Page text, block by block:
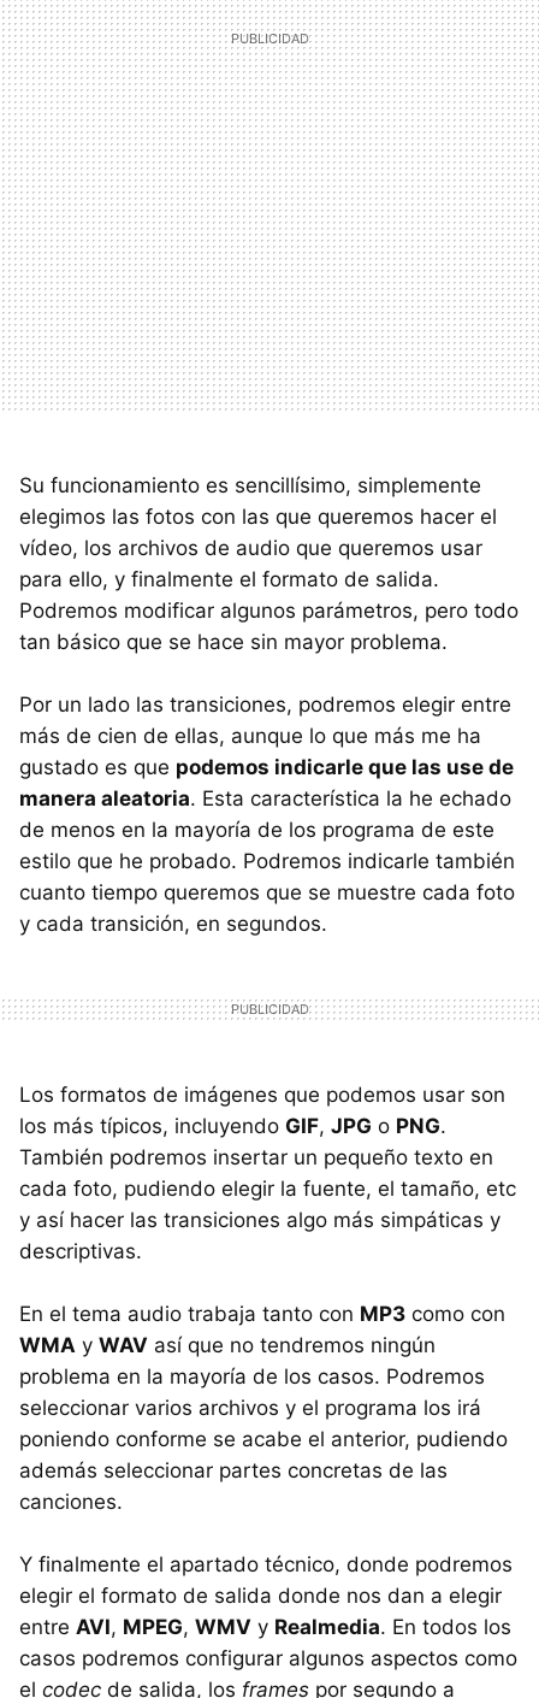
Su funcionamiento es sencillísimo, simplemente
elegimos las fotos con las que queremos hacer el
vídeo, los archivos de audio que queremos usar
para ello, y finalmente el formato de salida.
Podremos modificar algunos parámetros, pero todo
tan básico que se hace sin mayor problema.
Por un lado las transiciones, podremos elegir entre
más de cien de ellas, aunque lo que más me ha
gustado es que podemos indicarle que las use de
manera aleatoria. Esta característica la he echado
de menos en la mayoría de los programa de este
estilo que he probado. Podremos indicarle también
cuanto tiempo queremos que se muestre cada foto
y cada transición, en segundos.
Los formatos de imágenes que podemos usar son
los más típicos, incluyendo GIF, JPG o PNG.
También podremos insertar un pequeño texto en
cada foto, pudiendo elegir la fuente, el tamaño, etc
y así hacer las transiciones algo más simpáticas y
descriptivas.
En el tema audio trabaja tanto con MP3 como con
WMA y WAV así que no tendremos ningún
problema en la mayoría de los casos. Podremos
seleccionar varios archivos y el programa los irá
poniendo conforme se acabe el anterior, pudiendo
además seleccionar partes concretas de las
canciones.
Y finalmente el apartado técnico, donde podremos
elegir el formato de salida donde nos dan a elegir
entre AVI, MPEG, WMV y Realmedia. En todos los
casos podremos configurar algunos aspectos como
el codec de salida, los frames por segundo a